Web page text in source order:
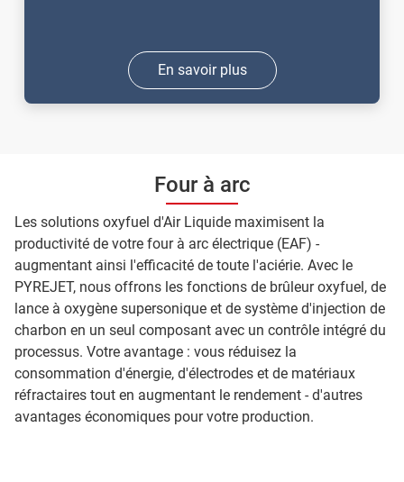
En savoir plus
Four à arc
Les solutions oxyfuel d'Air Liquide maximisent la
productivité de votre four à arc électrique (EAF) -
augmentant ainsi l'efficacité de toute l'aciérie. Avec le
PYREJET, nous offrons les fonctions de brûleur oxyfuel, de
lance à oxygène supersonique et de système d'injection de
charbon en un seul composant avec un contrôle intégré du
processus. Votre avantage : vous réduisez la
consommation d'énergie, d'électrodes et de matériaux
réfractaires tout en augmentant le rendement - d'autres
avantages économiques pour votre production.